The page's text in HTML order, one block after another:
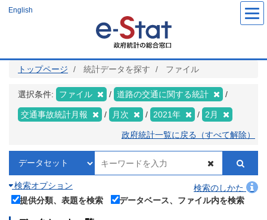
ツ
English
トップページ 統計データを探す ファイル
選択条件: ファイル 道路の交通に関する統計
交通事故統計月報 月次 2021年 2月
政府統計一覧に戻る（すべて解除）
検索オプション
検索のしかた
提供分類、表題を検索
データベース、ファイル内を検索